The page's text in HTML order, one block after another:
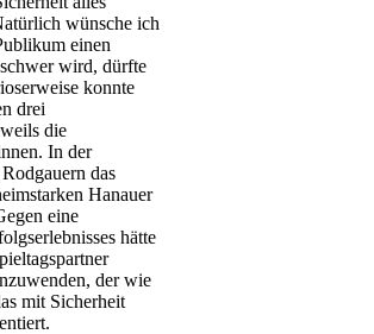
wünsche ich
einen
wird, dürfte
konnte
drei
die
In der
das
Hanauer
eine
hätte
der wie
mit Sicherheit